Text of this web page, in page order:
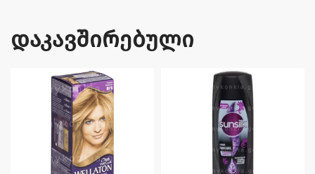
დაკავშირებული